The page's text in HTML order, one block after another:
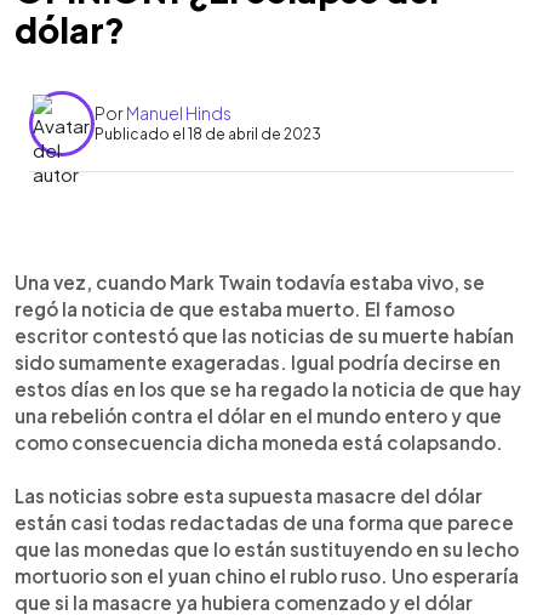
dólar?
PorManuel Hinds
Publicado el 18 de abril de 2023
Escuchar artículo
Una vez, cuando Mark Twain todavía estaba vivo, se
regó la noticia de que estaba muerto. El famoso
escritor contestó que las noticias de su muerte habían
sido sumamente exageradas. Igual podría decirse en
estos días en los que se ha regado la noticia de que hay
una rebelión contra el dólar en el mundo entero y que
como consecuencia dicha moneda está colapsando.
Las noticias sobre esta supuesta masacre del dólar
están casi todas redactadas de una forma que parece
que las monedas que lo están sustituyendo en su lecho
mortuorio son el yuan chino el rublo ruso. Uno esperaría
que si la masacre ya hubiera comenzado y el dólar